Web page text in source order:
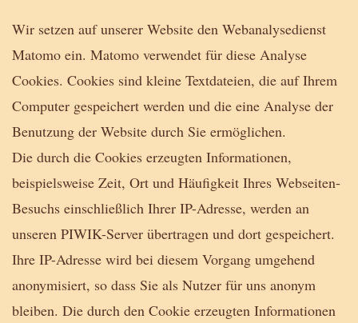
Wir setzen auf unserer Website den Webanalysedienst
Matomo ein. Matomo verwendet für diese Analyse
Cookies. Cookies sind kleine Textdateien, die auf Ihrem
Computer gespeichert werden und die eine Analyse der
Benutzung der Website durch Sie ermöglichen.
Die durch die Cookies erzeugten Informationen,
beispielsweise Zeit, Ort und Häufigkeit Ihres Webseiten-
Besuchs einschließlich Ihrer IP-Adresse, werden an
unseren PIWIK-Server übertragen und dort gespeichert.
Ihre IP-Adresse wird bei diesem Vorgang umgehend
anonymisiert, so dass Sie als Nutzer für uns anonym
bleiben. Die durch den Cookie erzeugten Informationen